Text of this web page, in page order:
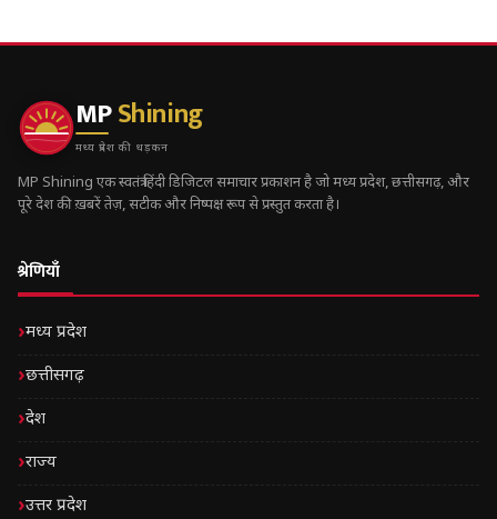
MPShining
मध्य प्रदेश की धड़कन
MP Shining एक स्वतंत्र हिंदी डिजिटल समाचार प्रकाशन है जो मध्य प्रदेश, छत्तीसगढ़, और
पूरे देश की ख़बरें तेज़, सटीक और निष्पक्ष रूप से प्रस्तुत करता है।
श्रेणियाँ
मध्य प्रदेश
छत्तीसगढ़
देश
राज्य
उत्तर प्रदेश